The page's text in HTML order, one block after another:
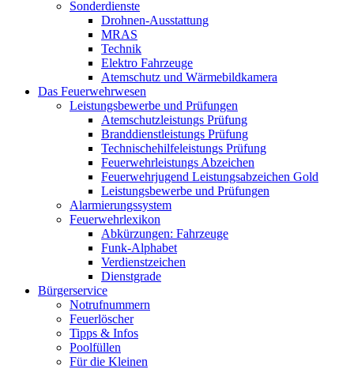
Sonderdienste
Drohnen-Ausstattung
MRAS
Technik
Elektro Fahrzeuge
Atemschutz und Wärmebildkamera
Das Feuerwehrwesen
Leistungsbewerbe und Prüfungen
Atemschutzleistungs Prüfung
Branddienstleistungs Prüfung
Technischehilfeleistungs Prüfung
Feuerwehrleistungs Abzeichen
Feuerwehrjugend Leistungsabzeichen Gold
Leistungsbewerbe und Prüfungen
Alarmierungssystem
Feuerwehrlexikon
Abkürzungen: Fahrzeuge
Funk-Alphabet
Verdienstzeichen
Dienstgrade
Bürgerservice
Notrufnummern
Feuerlöscher
Tipps & Infos
Poolfüllen
Für die Kleinen